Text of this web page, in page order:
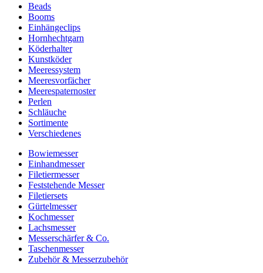
Beads
Booms
Einhängeclips
Hornhechtgarn
Köderhalter
Kunstköder
Meeressystem
Meeresvorfächer
Meerespaternoster
Perlen
Schläuche
Sortimente
Verschiedenes
Bowiemesser
Einhandmesser
Filetiermesser
Feststehende Messer
Filetiersets
Gürtelmesser
Kochmesser
Lachsmesser
Messerschärfer & Co.
Taschenmesser
Zubehör & Messerzubehör